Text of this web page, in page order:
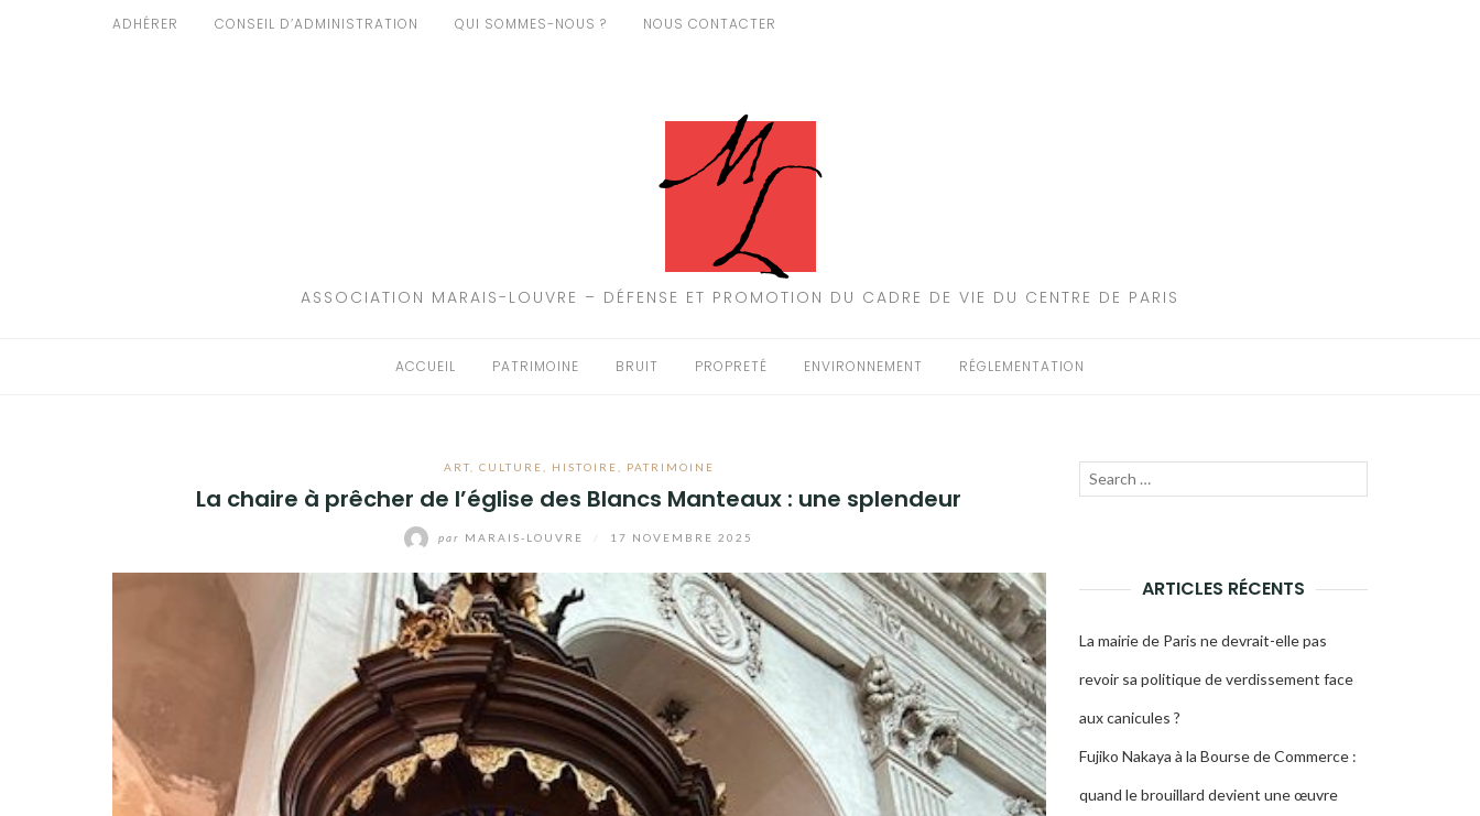
ADHÉRER CONSEIL D’ADMINISTRATION QUI SOMMES-NOUS ? NOUS CONTACTER
ASSOCIATION MARAIS-LOUVRE – DÉFENSE ET PROMOTION DU CADRE DE VIE DU CENTRE DE PARIS
ACCUEIL PATRIMOINE BRUIT PROPRETÉ ENVIRONNEMENT RÉGLEMENTATION
ART, CULTURE HISTOIRE PATRIMOINE
La chaire à prêcher de l’église des Blancs Manteaux : une splendeur
par MARAIS-LOUVRE 17 NOVEMBRE 2025
Recherche
ARTICLES RÉCENTS
La mairie de Paris ne devrait-elle pas
revoir sa politique de verdissement face
aux canicules ?
Fujiko Nakaya à la Bourse de Commerce :
quand le brouillard devient une œuvre